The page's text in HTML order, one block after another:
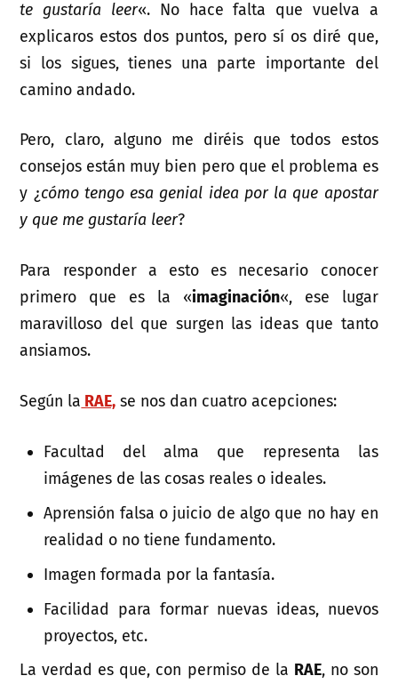
te gustaría leer«. No hace falta que vuelva a
explicaros estos dos puntos, pero sí os diré que,
si los sigues, tienes una parte importante del
camino andado.
Pero, claro, alguno me diréis que todos estos
consejos están muy bien pero que el problema es
y ¿cómo tengo esa genial idea por la que apostar
y que me gustaría leer?
Para responder a esto es necesario conocer
primero que es la «imaginación«, ese lugar
maravilloso del que surgen las ideas que tanto
ansiamos.
Según la RAE, se nos dan cuatro acepciones:
Facultad del alma que representa las
imágenes de las cosas reales o ideales.
Aprensión falsa o juicio de algo que no hay en
realidad o no tiene fundamento.
Imagen formada por la fantasía.
Facilidad para formar nuevas ideas, nuevos
proyectos, etc.
La verdad es que, con permiso de la RAE, no son